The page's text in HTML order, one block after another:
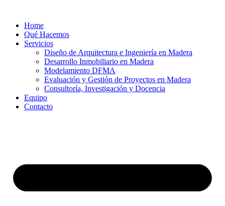
contenidoHome
Qué Hacemos
Servicios
Diseño de Arquitectura e Ingeniería en Madera
Desarrollo Inmobiliario en Madera
Modelamiento DFMA
Evaluación y Gestión de Proyectos en Madera
Consultoría, Investigación y Docencia
Equipo
Contacto